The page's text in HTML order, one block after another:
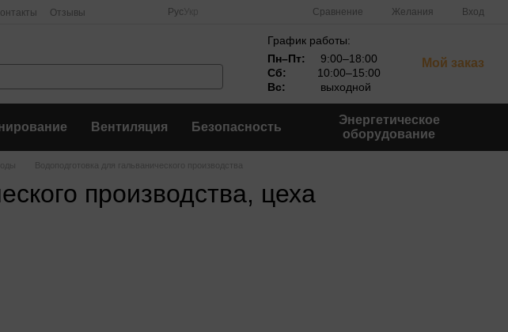
Отзывы Рус Сравнение Желания Вход
График работы:
Пн–Пт:
9:00–18:00
Сб:
10:00–15:00
Вс:
выходной
Мой заказ
Вентиляция Безопасность
Энергетическое
оборудование
Водоподготовка для гальванического производства
производства, цеха